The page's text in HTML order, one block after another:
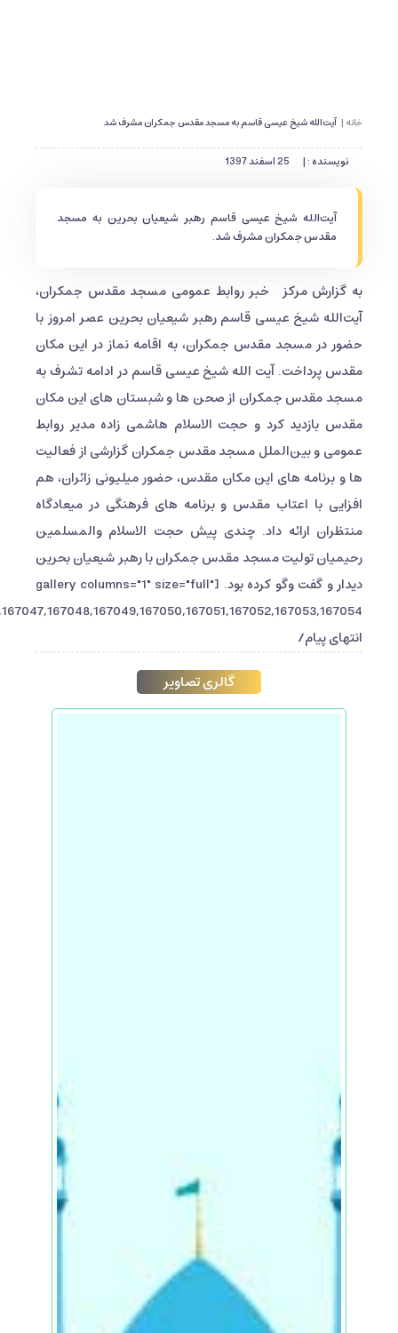
خانه | آیت‌الله شیخ عیسی قاسم به مسجد مقدس جمکران مشرف شد
نویسنده : | 25 اسفند 1397
آیت‌الله شیخ عیسی قاسم رهبر شیعیان بحرین به مسجد
مقدس جمکران مشرف شد.
به گزارش مرکز خبر روابط عمومی مسجد مقدس جمکران،
آیت‌الله شیخ عیسی قاسم رهبر شیعیان بحرین عصر امروز با
حضور در مسجد مقدس جمکران، به اقامه نماز در این مکان
مقدس پرداخت. آیت الله شیخ عیسی قاسم در ادامه تشرف به
مسجد مقدس جمکران از صحن ها و شبستان های این مکان
مقدس بازدید کرد و حجت الاسلام هاشمی زاده مدیر روابط
عمومی و بین‌الملل مسجد مقدس جمکران گزارشی از فعالیت
ها و برنامه های این مکان مقدس، حضور میلیونی زائران، هم
افزایی با اعتاب مقدس و برنامه های فرهنگی در میعادگاه
منتظران ارائه داد. چندی پیش حجت الاسلام والمسلمین
رحیمیان تولیت مسجد مقدس جمکران با رهبر شیعیان بحرین
دیدار و گفت وگو کرده بود. [gallery columns="1" size="full"
انتهای پیام/
گالری تصاویر